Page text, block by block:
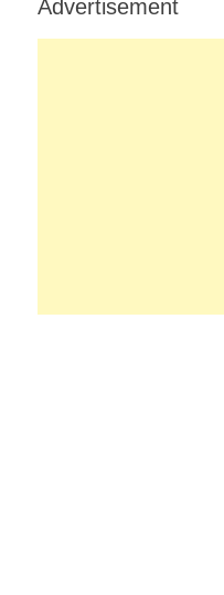
Advertisement